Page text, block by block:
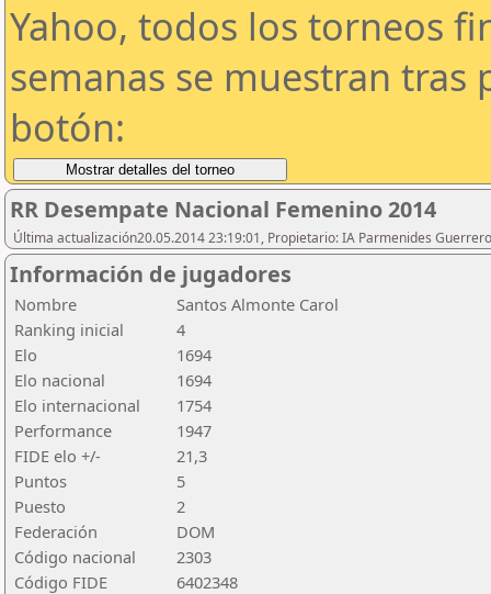
Yahoo, todos los torneos
semanas se muestran tras
botón:
RR Desempate Nacional Femenino 2014
Última actualización20.05.2014 23:19:01, Propietario: IA Parmenides
Información de jugadores
Nombre
Santos Almonte Carol
Ranking inicial
4
Elo
1694
Elo nacional
1694
Elo internacional
1754
Performance
1947
FIDE elo +/-
21,3
Puntos
5
Puesto
2
Federación
DOM
Código nacional
2303
Código FIDE
6402348